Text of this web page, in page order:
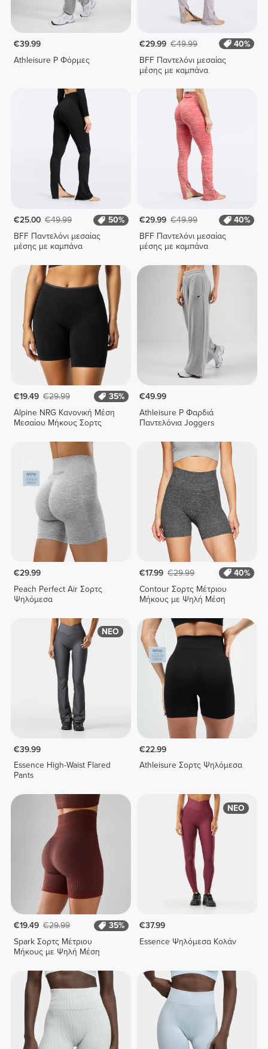
€39.99
Athleisure P Φόρμες
€29.99 €49.99
40%
BFF Παντελόνι μεσαίας
μέσης με καμπάνα
€25.00 €49.99
50%
BFF Παντελόνι μεσαίας
μέσης με καμπάνα
€29.99 €49.99
40%
BFF Παντελόνι μεσαίας
μέσης με καμπάνα
€19.49 €29.99
35%
Alpine NRG Κανονική Μέση
Μεσαίου Μήκους Σορτς
€49.99
Athleisure P Φαρδιά
Παντελόνια Joggers
€29.99
Peach Perfect Air Σορτς
Ψηλόμεσα
€17.99 €29.99
40%
Contour Σορτς Μέτριου
Μήκους με Ψηλή Μέση
ΝΕΟ
€39.99
Essence High-Waist Flared
Pants
€22.99
Athleisure Σορτς Ψηλόμεσα
€19.49 €29.99
35%
Spark Σορτς Μέτριου
Μήκους με Ψηλή Μέση
ΝΕΟ
€37.99
Essence Ψηλόμεσα Κολάν